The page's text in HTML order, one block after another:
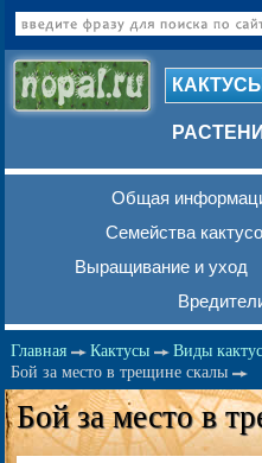
КАКТУСЫ
Общая
Семейства
Выращивание и уход
Главная Кактусы Виды
Бой за место в трещине скалы
Бой за место в